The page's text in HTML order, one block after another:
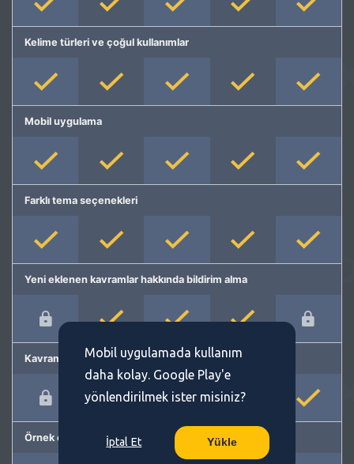
Kelime türleri ve çoğul kullanımlar
Mobil uygulama
Farklı tema seçenekleri
Yeni eklenen kavramlar hakkında bildirim alma
Kavram önerme
Örnek cümleler
Mobil uygulamada kullanım
daha kolay. Google Play'e
yönlendirilmek ister misiniz?
İptal Et Yükle